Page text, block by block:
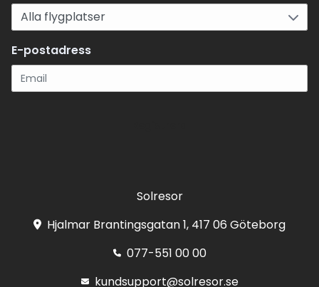
E-postadress
Solresor
Hjalmar Brantingsgatan 1, 417 06 Göteborg
077-551 00 00
kundsupport@solresor.se